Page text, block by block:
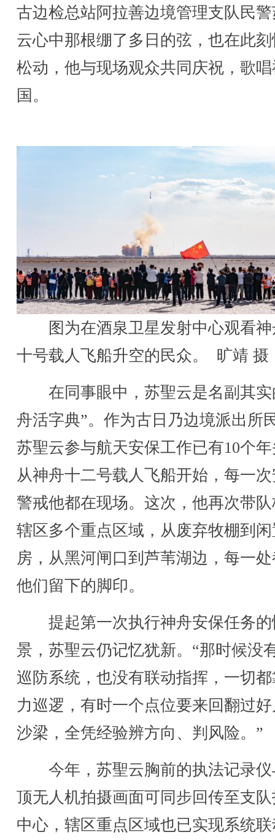
古边检总站阿拉善边境管理支队民
云心中那根绷了多日的弦，也在此
松动，他与现场观众共同庆祝，歌
国。
图为在酒泉卫星发射中心观看
十号载人飞船升空的民众。 旷靖 摄
在同事眼中，苏聖云是名副其实
舟活字典”。作为古日乃边境派出所
苏聖云参与航天安保工作已有10个
从神舟十二号载人飞船开始，每一
警戒他都在现场。这次，他再次带
辖区多个重点区域，从废弃牧棚到
房，从黑河闸口到芦苇湖边，每一
他们留下的脚印。
提起第一次执行神舟安保任务的
景，苏聖云仍记忆犹新。“那时候没
巡防系统，也没有联动指挥，一切
力巡逻，有时一个点位要来回翻过
沙梁，全凭经验辨方向、判风险。”
今年，苏聖云胸前的执法记录仪
顶无人机拍摄画面可同步回传至支
中心，辖区重点区域也已实现系统